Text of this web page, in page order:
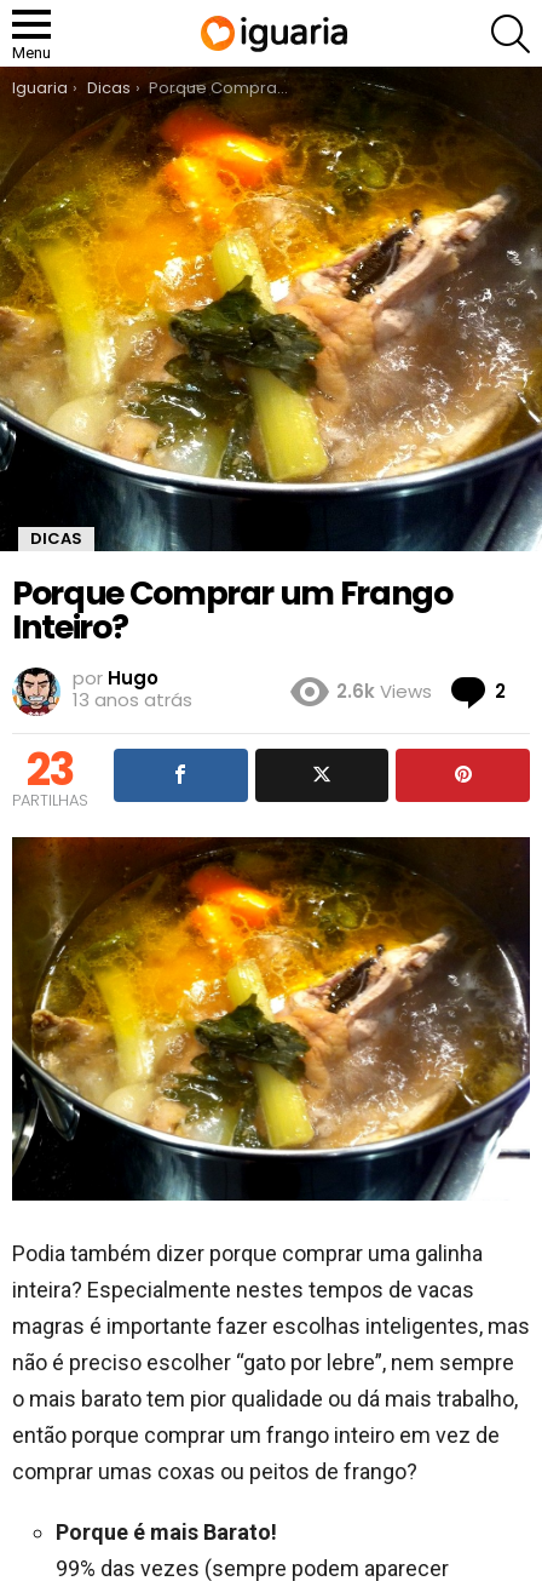
Menu
You are here:
Iguaria Dicas Porque Comprar um Frango Inteiro?
DICAS
Porque Comprar um Frango
Inteiro?
por Hugo
13 anos atrás
2.6kViews 2
23
PARTILHAS
Podia também dizer porque comprar uma galinha
inteira? Especialmente nestes tempos de vacas
magras é importante fazer escolhas inteligentes, mas
não é preciso escolher “gato por lebre”, nem sempre
o mais barato tem pior qualidade ou dá mais trabalho,
então porque comprar um frango inteiro em vez de
comprar umas coxas ou peitos de frango?
Porque é mais Barato!
99% das vezes (sempre podem aparecer